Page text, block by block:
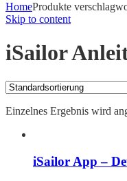
HomeProdukte
Skip to content
iSailor
Einzelnes Ergebnis wird
iSailor App –